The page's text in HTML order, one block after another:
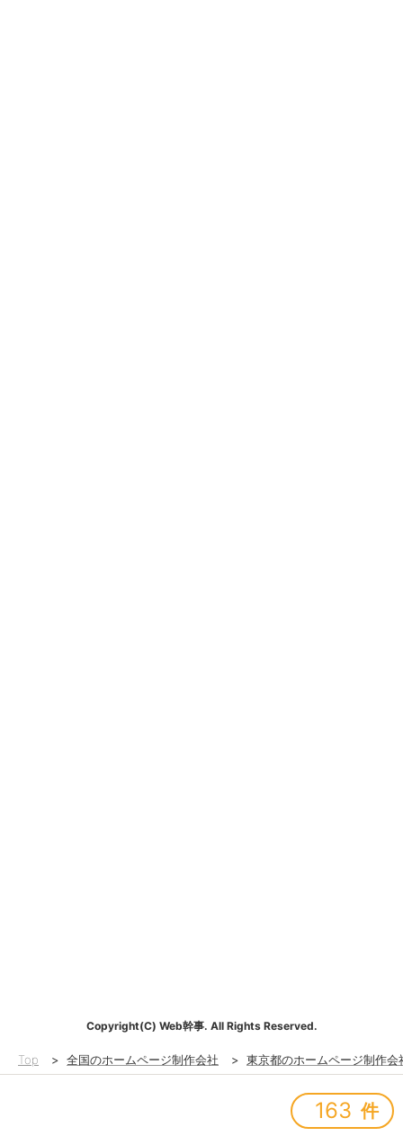
Copyright(C) Web幹事. All Rights Reserved.
Top > 全国のホームページ制作会社 > 東京都のホームページ制作会
163 件